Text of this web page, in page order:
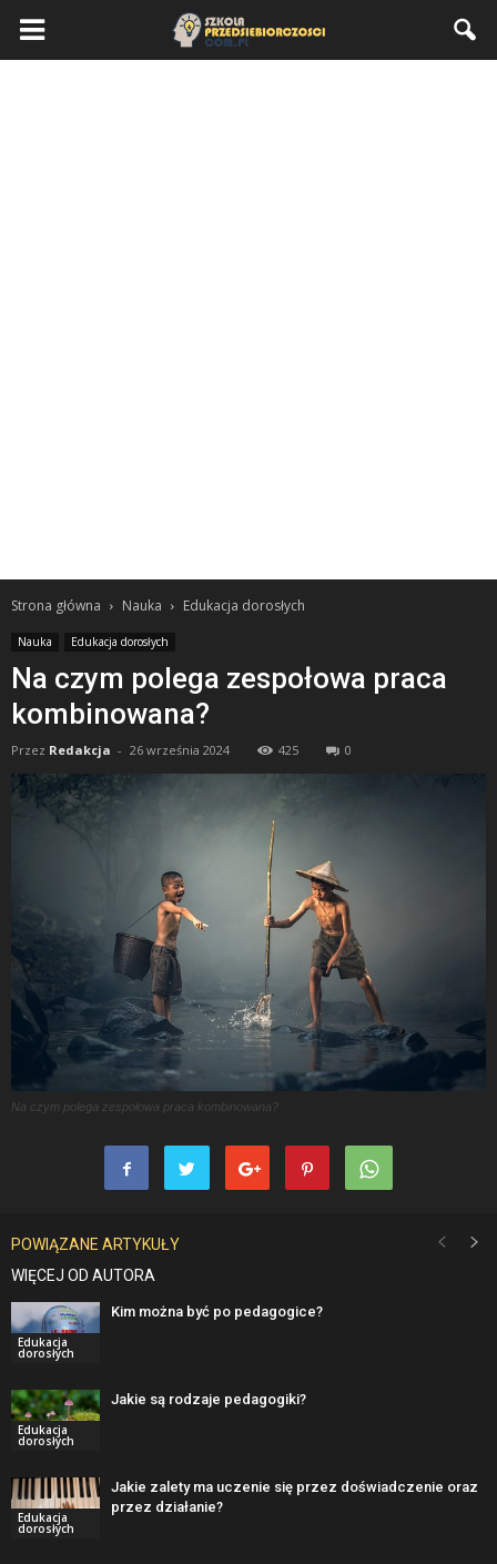
Strona główna Nauka Edukacja dorosłych
Nauka Edukacja dorosłych
Na czym polega zespołowa praca
kombinowana?
Przez Redakcja - 26 września 2024 425 0
Na czym polega zespołowa praca kombinowana?
POWIĄZANE ARTYKUŁY
WIĘCEJ OD AUTORA
Edukacja
dorosłych
Kim można być po pedagogice?
Edukacja
dorosłych
Jakie są rodzaje pedagogiki?
Edukacja
dorosłych
Jakie zalety ma uczenie się przez doświadczenie oraz
przez działanie?